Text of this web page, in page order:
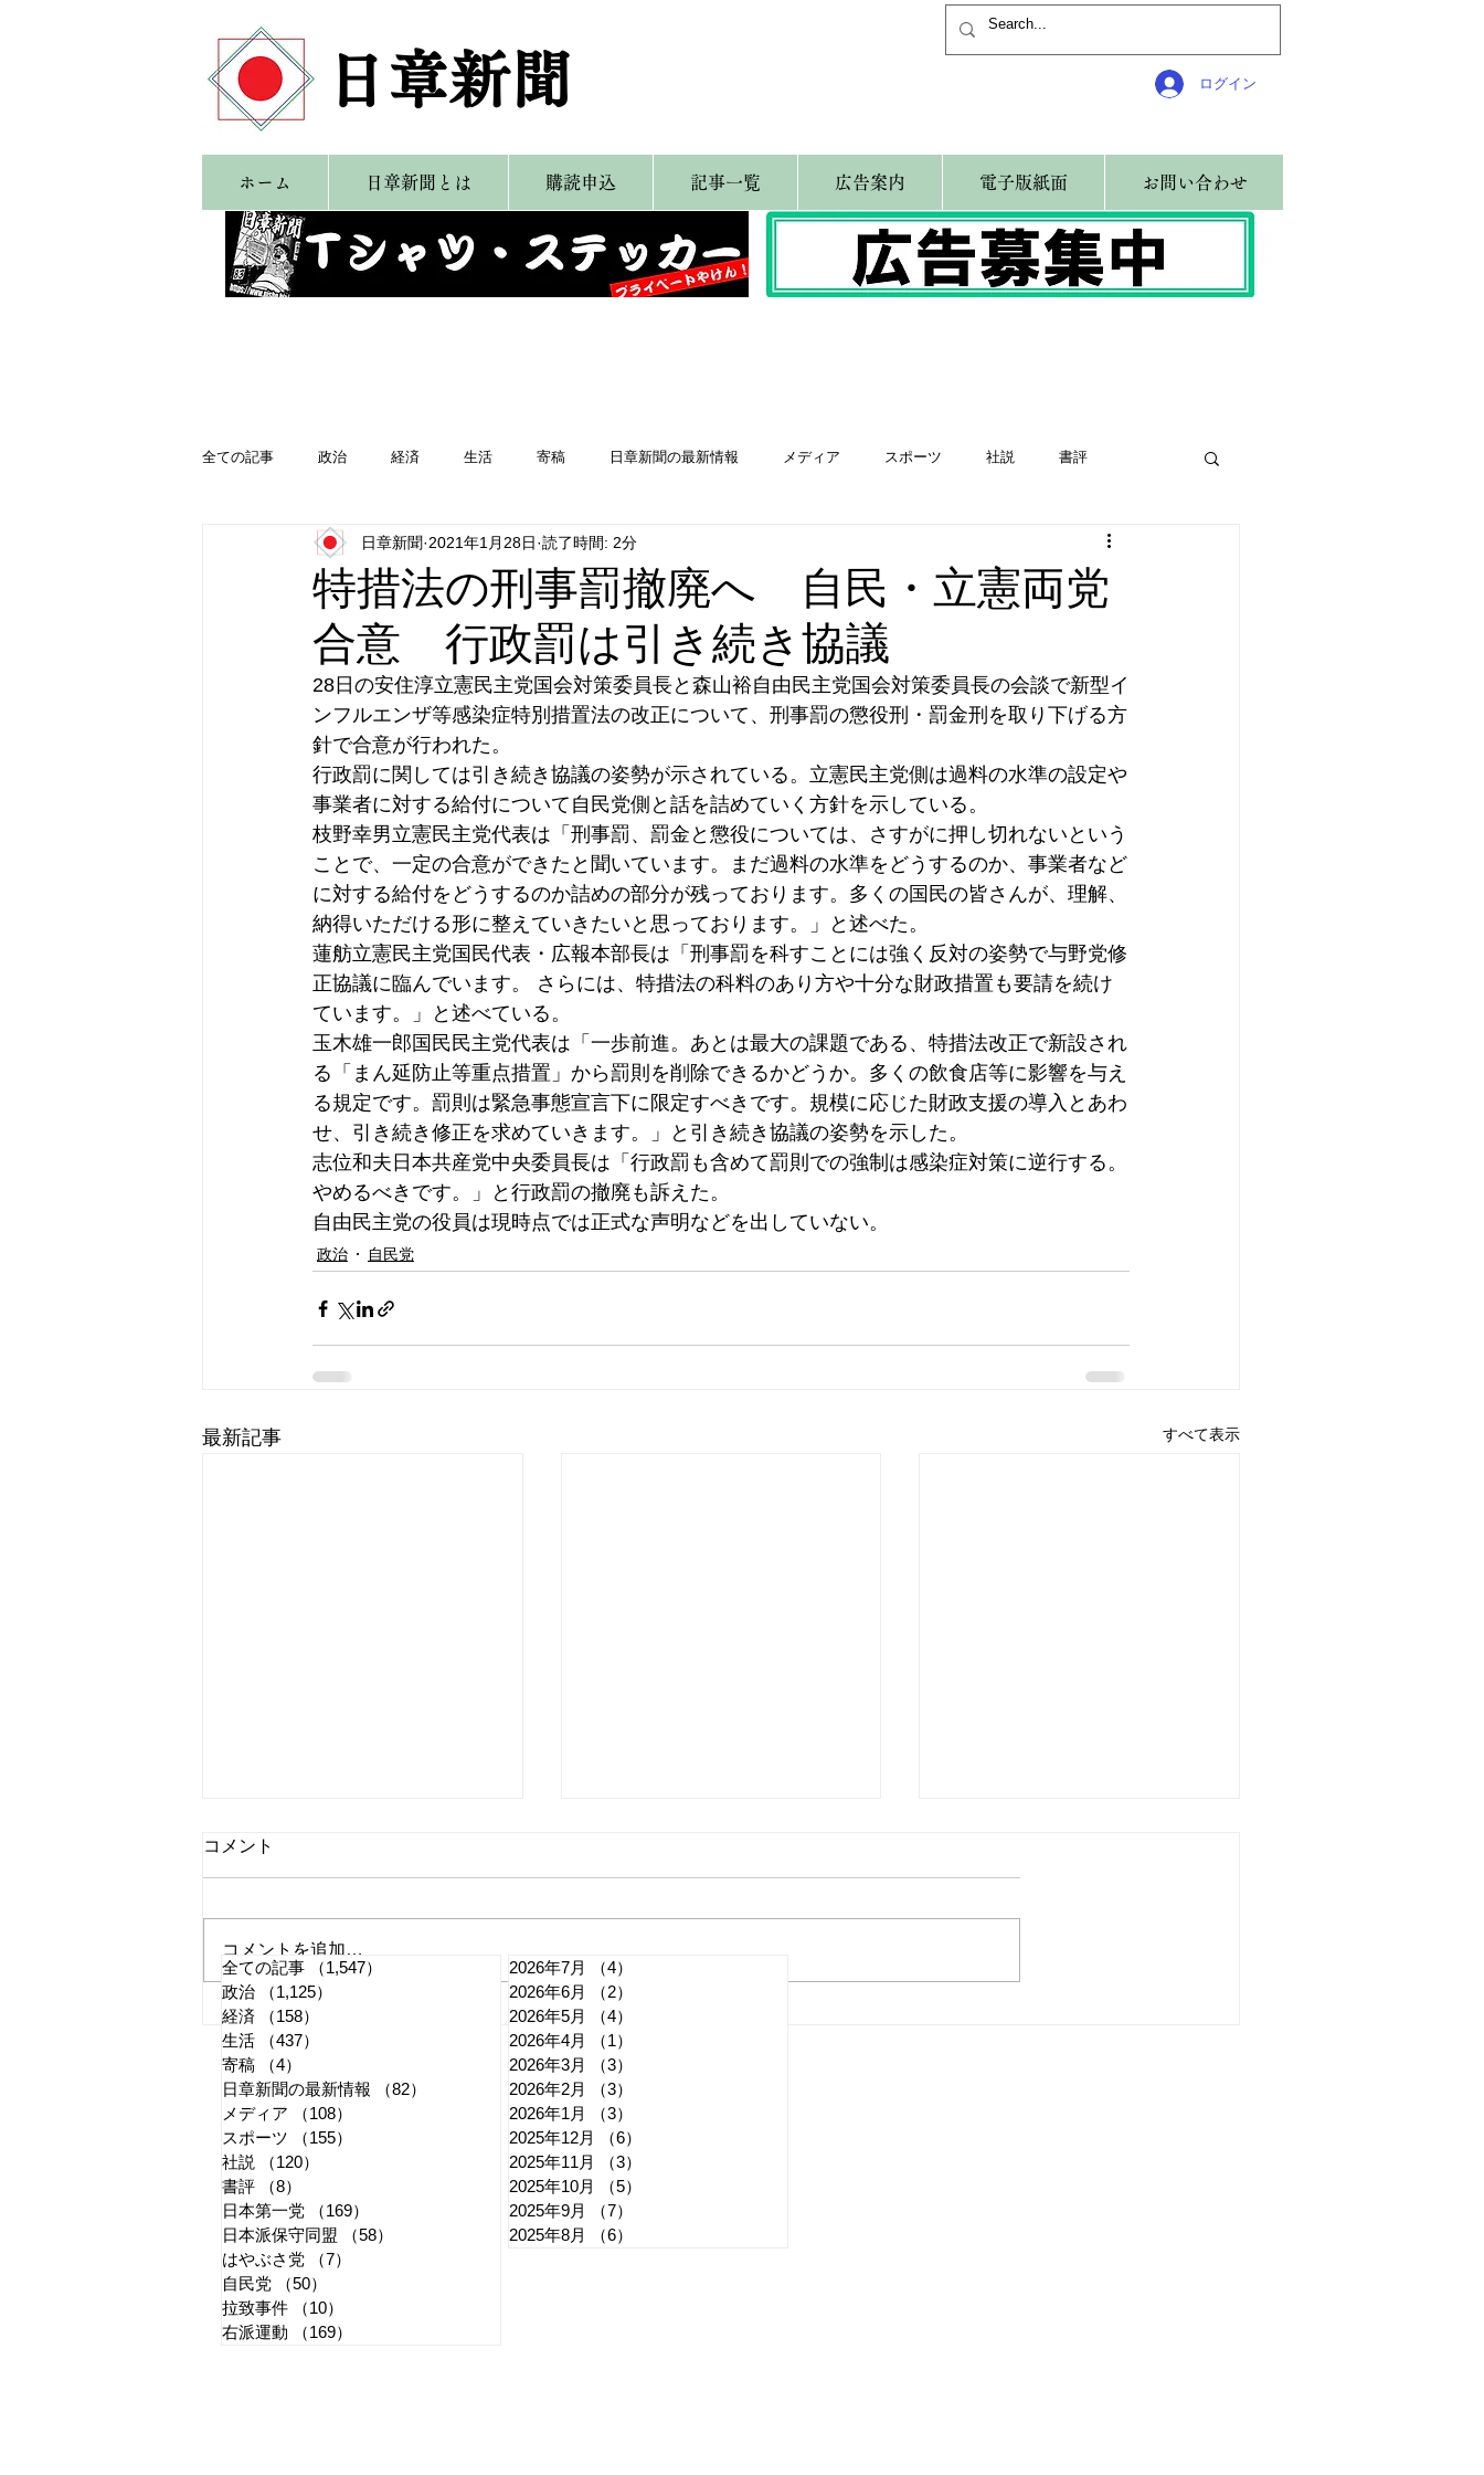
​日章新聞 ログイン
ホーム 日章新聞とは 購読申込 記事一覧 広告案内 電子版紙面 お問い合わせ
全ての記事 政治 経済 生活 寄稿 日章新聞の最新情報 メディア スポーツ 社説 書評
日本第一党 日本派保守同盟 はやぶさ党 自民党
特措法の刑事罰撤廃へ 自民・立憲両党
合意 行政罰は引き続き協議
日章新聞 2021年1月28日 読了時間: 2分
28日の安住淳立憲民主党国会対策委員長と森山裕自由民主党国会対策委員長の会談で新型イ
ンフルエンザ等感染症特別措置法の改正について、刑事罰の懲役刑・罰金刑を取り下げる方
針で合意が行われた。
行政罰に関しては引き続き協議の姿勢が示されている。立憲民主党側は過料の水準の設定や
事業者に対する給付について自民党側と話を詰めていく方針を示している。
枝野幸男立憲民主党代表は「刑事罰、罰金と懲役については、さすがに押し切れないという
ことで、一定の合意ができたと聞いています。まだ過料の水準をどうするのか、事業者など
に対する給付をどうするのか詰めの部分が残っております。多くの国民の皆さんが、理解、
納得いただける形に整えていきたいと思っております。」と述べた。
蓮舫立憲民主党国民代表・広報本部長は「刑事罰を科すことには強く反対の姿勢で与野党修
正協議に臨んでいます。 さらには、特措法の科料のあり方や十分な財政措置も要請を続け
ています。」と述べている。
玉木雄一郎国民民主党代表は「一歩前進。あとは最大の課題である、特措法改正で新設され
る「まん延防止等重点措置」から罰則を削除できるかどうか。多くの飲食店等に影響を与え
る規定です。罰則は緊急事態宣言下に限定すべきです。規模に応じた財政支援の導入とあわ
せ、引き続き修正を求めていきます。」と引き続き協議の姿勢を示した。
志位和夫日本共産党中央委員長は「行政罰も含めて罰則での強制は感染症対策に逆行する。
やめるべきです。」と行政罰の撤廃も訴えた。
自由民主党の役員は現時点では正式な声明などを出していない。
政治 自民党
最新記事 すべて表示
国旗損壊罪はどう運用される
か
れいわ・山本太郎が代表辞
任 日本第一党・桜井誠と似
たような引退劇
コメント
コメントを追加…
全ての記事
（1,547）
政治
（1,125）
経済
（158）
生活
（437）
寄稿
（4）
日章新聞の最新情報
（82）
82件の記事
メディア
（108）
スポーツ
（155）
社説
（120）
書評
（8）
日本第一党
（169）
日本派保守同盟
（58）
はやぶさ党
（7）
自民党
（50）
拉致事件
（10）
右派運動
（169）
2026年7月 （4）
2026年6月
（2）
2026年5月
（4）
2026年4月
（1）
2026年3月
（3）
2026年2月
（3）
2026年1月
（3）
2025年12月
（6）
2025年11月
（3）
2025年10月
（5）
2025年9月
（7）
2025年8月
（6）